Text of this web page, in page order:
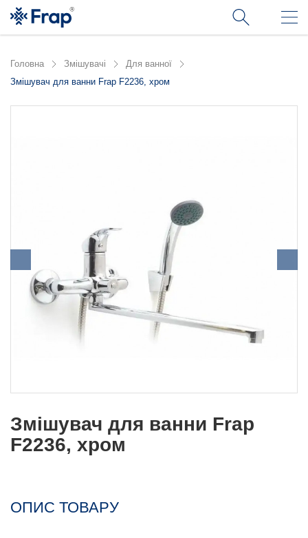
Головна Змішувачі
Для ванної
Змішувач для ванни Frap F2236, хром
Змішувач для ванни Frap
F2236, хром
ОПИС ТОВАРУ